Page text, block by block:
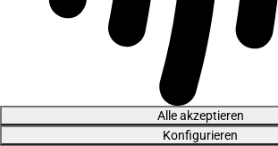
Alle akzeptieren
Konfigurieren